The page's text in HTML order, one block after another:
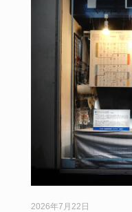
2026年7月22日